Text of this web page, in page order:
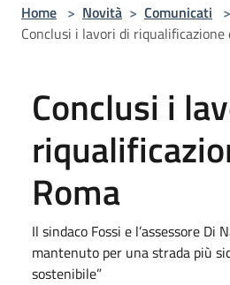
Home > Novità > Comunicati >
Conclusi i lavori di riqualificazione
Conclusi i
Roma
Il sindaco Fossi e l’assessore Di
mantenuto per una strada più
sostenibile”